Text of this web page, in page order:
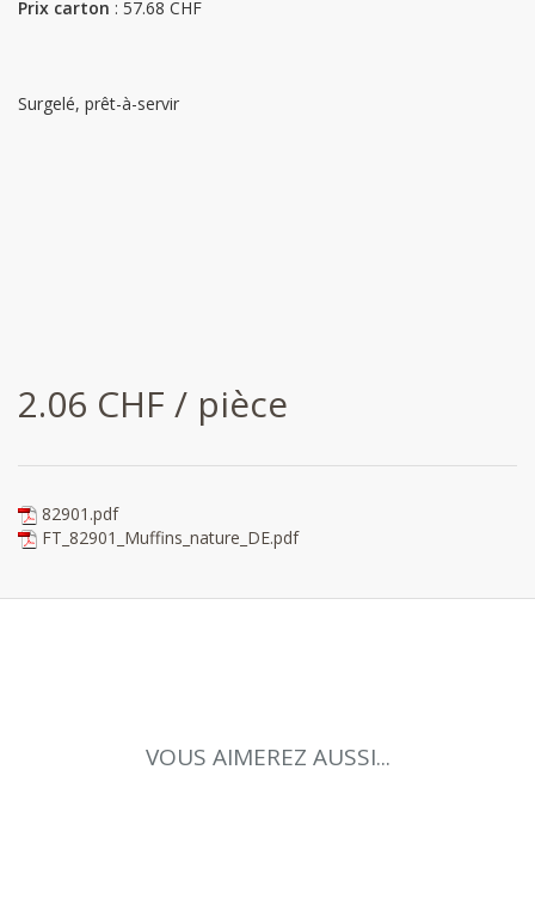
Prix carton : 57.68 CHF
Surgelé, prêt-à-servir
2.06 CHF / pièce
82901.pdf
FT_82901_Muffins_nature_DE.pdf
VOUS AIMEREZ AUSSI...